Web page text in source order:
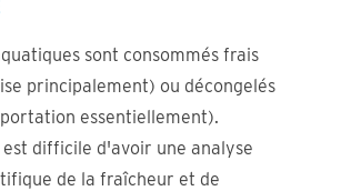
sont consommés frais
principalement) ou décongelés
essentiellement).
difficile d'avoir une analyse
de la fraîcheur et de